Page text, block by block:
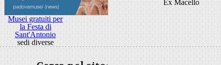
Ex Macello
Musei gratuiti per
la Festa di
Sant'Antonio
sedi diverse